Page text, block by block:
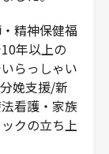
精神保健福
年以上の
らっしゃい
娩支援/新
看護・家族
クの立ち上